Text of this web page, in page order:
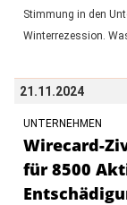
Stimmung in den
Winterrezession.
21.11.2024
UNTERNEHMEN
Wirecard-
für 8500